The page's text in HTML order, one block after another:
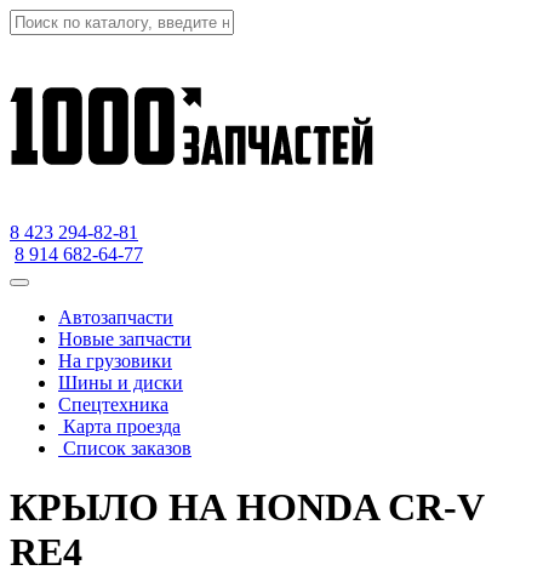
8 423 294-82-81
8 914 682-64-77
Автозапчасти
Новые запчасти
На грузовики
Шины и диски
Спецтехника
Карта проезда
Список заказов
КРЫЛО НА HONDA CR-V
RE4